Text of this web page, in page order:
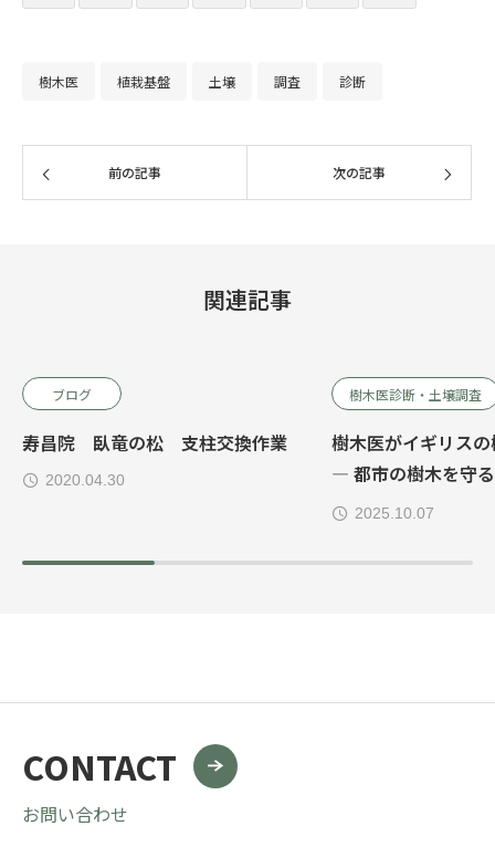
樹木医 植栽基盤 土壌 調査 診断
前の記事 次の記事
関連記事
ブログ
寿昌院 臥竜の松 支柱交換作業
2020.04.30
樹木医診断・土壌調査
樹木医がイギリス
― 都市の樹木を守
見 2025.10.07
CONTACT
お問い合わせ